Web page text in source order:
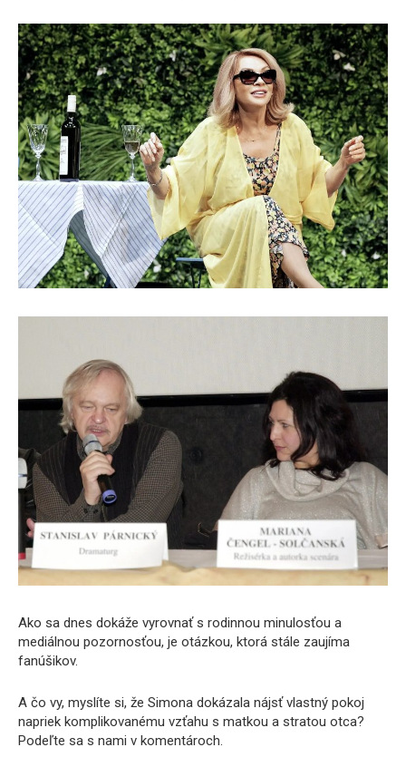
Ako sa dnes dokáže vyrovnať s rodinnou minulosťou a
mediálnou pozornosťou, je otázkou, ktorá stále zaujíma
fanúšikov.
A čo vy, myslíte si, že Simona dokázala nájsť vlastný pokoj
napriek komplikovanému vzťahu s matkou a stratou otca?
Podeľte sa s nami v komentároch.